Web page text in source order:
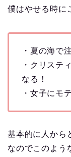
僕はやせる時に
・夏の海で
・クリステ
なる！
・女子にモ
基本的に人から
なのでこのよう